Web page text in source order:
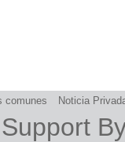
comunes Noticia
Support